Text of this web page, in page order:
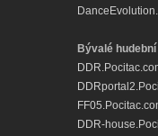
Bývalé
DDR-